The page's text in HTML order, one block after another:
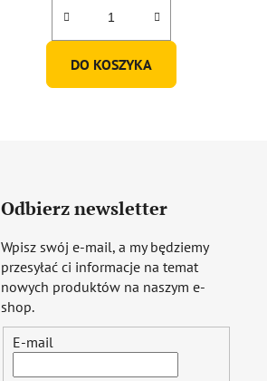
DO KOSZYKA
Odbierz newsletter
Wpisz swój e-mail, a my będziemy
przesyłać ci informacje na temat
nowych produktów na naszym e-
shop.
E-mail